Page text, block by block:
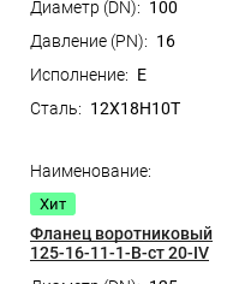
100
16
E
12Х18Н10Т
Хит
Фланец воротниковый
125-16-11-1-B-ст 20-IV